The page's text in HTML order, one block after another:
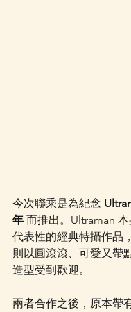
今次聯乘是為紀念
年 而推出。Ultraman
代表性的經典特攝作品
則以圓滾滾、可愛又帶
造型受到歡迎。
兩者合作之後，原本帶